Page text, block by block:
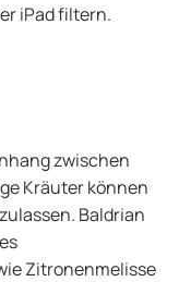
iPad filtern.
zwischen
Kräuter können
Baldrian
Zitronenmelisse